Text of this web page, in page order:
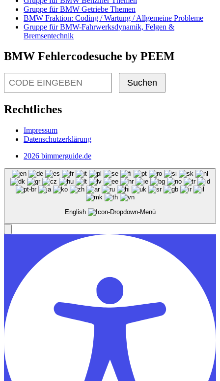
Gruppe für BMW Getriebe Themen
BMW Fraktion: Coding / Wartung / Allgemeine Probleme
Gruppe für BMW-Fahrwerksdynamik, Felgen &
Bremsentechnik
BMW Fehlercodesuche by PEEM
Suchen
Rechtliches
Impressum
Datenschutzerklärung
2026 bimmerguide.de
English